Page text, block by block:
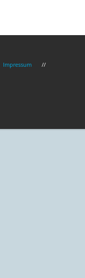
Impressum //